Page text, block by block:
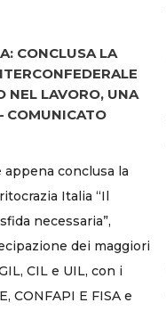
CONCLUSA LA
NEL LAVORO, UNA
COMUNICATO
appena conclusa la
Italia “Il
necessaria”,
dei maggiori
CIL e UIL, con i
CONFAPI E FISA e